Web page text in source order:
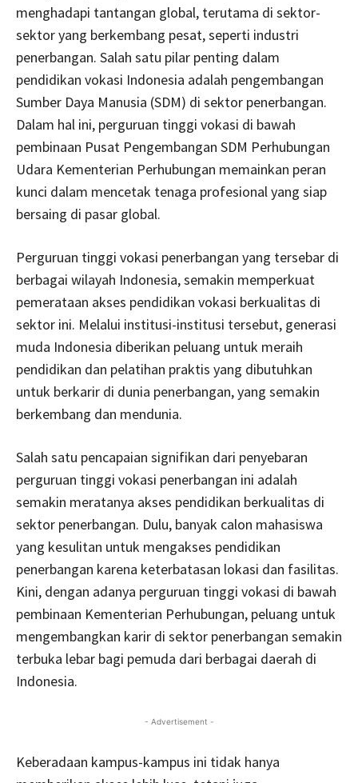
menghadapi tantangan global, terutama di sektor-
sektor yang berkembang pesat, seperti industri
penerbangan. Salah satu pilar penting dalam
pendidikan vokasi Indonesia adalah pengembangan
Sumber Daya Manusia (SDM) di sektor penerbangan.
Dalam hal ini, perguruan tinggi vokasi di bawah
pembinaan Pusat Pengembangan SDM Perhubungan
Udara Kementerian Perhubungan memainkan peran
kunci dalam mencetak tenaga profesional yang siap
bersaing di pasar global.
Perguruan tinggi vokasi penerbangan yang tersebar di
berbagai wilayah Indonesia, semakin memperkuat
pemerataan akses pendidikan vokasi berkualitas di
sektor ini. Melalui institusi-institusi tersebut, generasi
muda Indonesia diberikan peluang untuk meraih
pendidikan dan pelatihan praktis yang dibutuhkan
untuk berkarir di dunia penerbangan, yang semakin
berkembang dan mendunia.
Salah satu pencapaian signifikan dari penyebaran
perguruan tinggi vokasi penerbangan ini adalah
semakin meratanya akses pendidikan berkualitas di
sektor penerbangan. Dulu, banyak calon mahasiswa
yang kesulitan untuk mengakses pendidikan
penerbangan karena keterbatasan lokasi dan fasilitas.
Kini, dengan adanya perguruan tinggi vokasi di bawah
pembinaan Kementerian Perhubungan, peluang untuk
mengembangkan karir di sektor penerbangan semakin
terbuka lebar bagi pemuda dari berbagai daerah di
Indonesia.
- Advertisement -
Keberadaan kampus-kampus ini tidak hanya